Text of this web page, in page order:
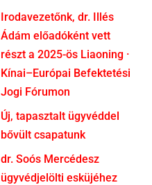
Irodavezetőnk, dr. Illés
Ádám előadóként vett
részt a 2025-ös Liaoning ·
Kínai–Európai Befektetési
Jogi Fórumon
Új, tapasztalt ügyvéddel
bővült csapatunk
dr. Soós Mercédesz
ügyvédjelölti esküjéhez